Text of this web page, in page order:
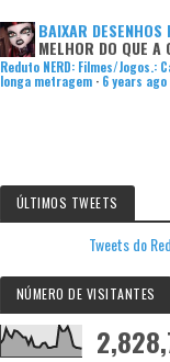
BAIXAR DESENHOS
MELHOR DO QUE A
Reduto NERD: Filmes/Jogos.:
longa metragem· 6 years ago
ÚLTIMOS TWEETS
Tweets do
NÚMERO DE VISITANTES